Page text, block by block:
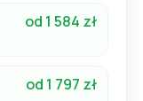
od 1 584 zł
od 1 797 zł